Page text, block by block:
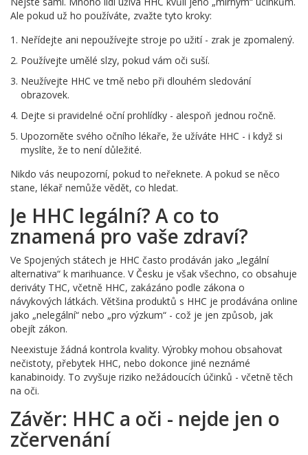
Ale pokud už ho používáte, zvažte tyto kroky:
Neřídejte ani nepoužívejte stroje po užití - zrak je zpomalený.
Používejte umělé slzy, pokud vám oči suší.
Neužívejte HHC ve tmě nebo při dlouhém sledování
obrazovek.
Dejte si pravidelné oční prohlídky - alespoň jednou ročně.
Upozorněte svého očního lékaře, že užíváte HHC - i když si
myslíte, že to není důležité.
Nikdo vás neupozorní, pokud to neřeknete. A pokud se něco
stane, lékař nemůže vědět, co hledat.
Je HHC legální? A co to
znamená pro vaše zdraví?
Ve Spojených státech je HHC často prodáván jako „legální
alternativa“ k marihuance. V Česku je však všechno, co obsahuje
deriváty THC, včetně HHC, zakázáno podle zákona o
návykových látkách. Většina produktů s HHC je prodávána online
jako „nelegální“ nebo „pro výzkum“ - což je jen způsob, jak
obejít zákon.
Neexistuje žádná kontrola kvality. Výrobky mohou obsahovat
nečistoty, přebytek HHC, nebo dokonce jiné neznámé
kanabinoidy. To zvyšuje riziko nežádoucích účinků - včetně těch
na oči.
Závěr: HHC a oči - nejde jen o
zčervenání